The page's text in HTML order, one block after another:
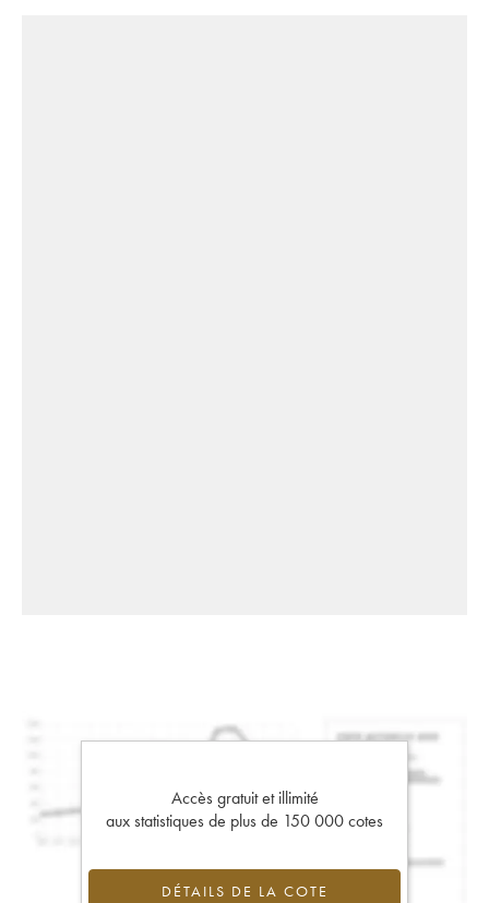
Accès gratuit et illimité
aux statistiques de plus de 150 000 cotes
DÉTAILS DE LA COTE